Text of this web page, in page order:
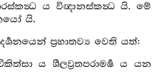
ය විඥානස්කන්‍ධ යි. මේ
යි.
ප්‍රහාතව්‍ය වෙති යත්:
ය ශීලව්‍රතපරාමර්‍ෂ ය යන